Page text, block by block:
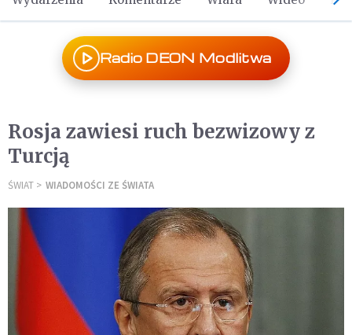
Radio DEON Modlitwa
Rosja zawiesi ruch bezwizowy z
Turcją
ŚWIAT WIADOMOŚCI ZE ŚWIATA